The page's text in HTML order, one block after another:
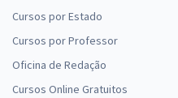
Cursos por Estado
Cursos por Professor
Oficina de Redação
Cursos Online Gratuitos